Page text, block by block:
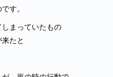
す。
まっていたもの
たと